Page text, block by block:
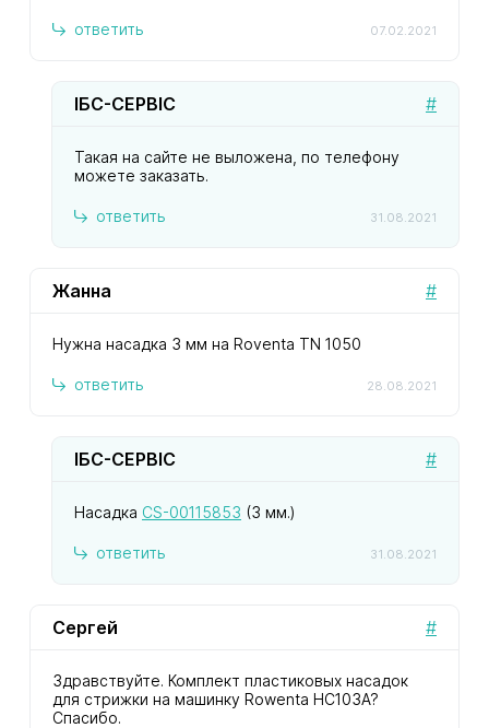
07.02.2021
ответить
#
ІБС-СЕРВІС
31.08.2021
Такая на сайте не выложена, по телефону
можете заказать.
ответить
#
Жанна
28.08.2021
Нужна насадка 3 мм на Roventa TN 1050
ответить
#
ІБС-СЕРВІС
31.08.2021
Насадка CS-00115853 (3 мм.)
ответить
#
Сергей
Здравствуйте. Комплект пластиковых насадок
для стрижки на машинку Rowenta НС103А?
Спасибо.